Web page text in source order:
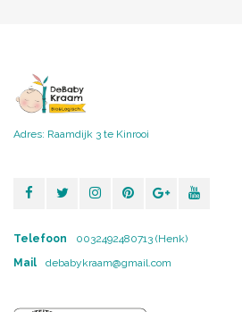
Adres: Raamdijk 3 te Kinrooi
Telefoon
0032492480713 (Henk)
Mail
debabykraam@gmail.com